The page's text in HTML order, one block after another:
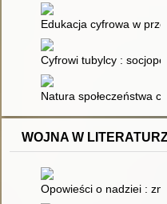
Edukacja cyfrowa w
Cyfrowi tubylcy :
Natura społeczeństwa
WOJNA W
Opowieści o nadziei :